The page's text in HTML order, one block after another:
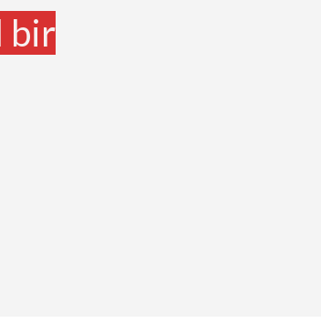
bir